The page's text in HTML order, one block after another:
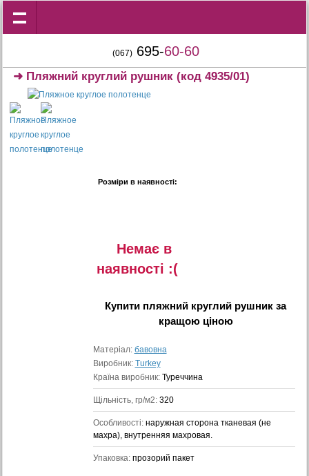
(067) 695-60-60
➜ Пляжний круглий рушник (код 4935/01)
Розміри в наявності:
Немає в
наявностi :(
Купити пляжний круглий рушник за
кращою ціною
Матеріал: бавовна
Виробник: Turkey
Країна виробник: Туреччина
Щільність, гр/м2: 320
Особливості: наружная сторона тканевая (не
махра), внутренняя махровая.
Упаковка: прозорий пакет